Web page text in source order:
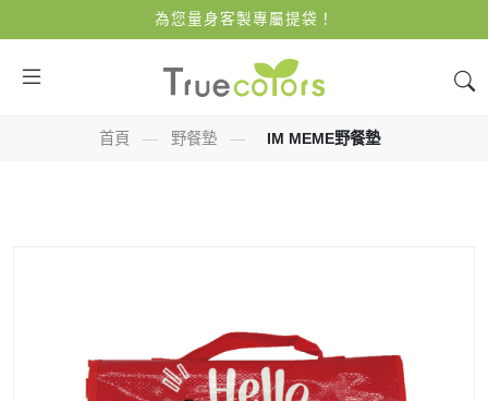
為您量身客製專屬提袋！
首頁 — 野餐墊 — IM MEME野餐墊